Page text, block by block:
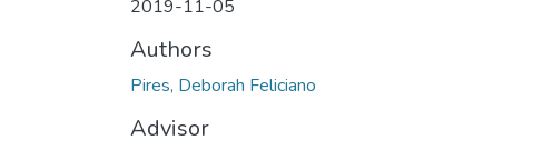
2019-11-05
Authors
Pires, Deborah Feliciano
Advisor